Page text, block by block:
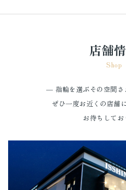
店舗
Shop
― 指輪を選ぶその空間
ぜひ一度お近くの店舗
お待ちしてお